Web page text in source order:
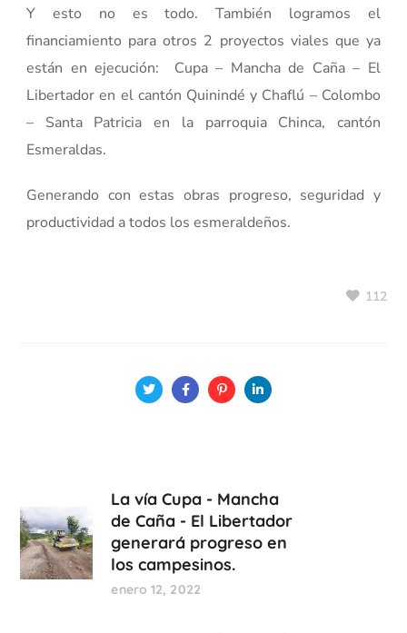
Y esto no es todo. También logramos el
financiamiento para otros 2 proyectos viales que ya
están en ejecución: Cupa – Mancha de Caña – El
Libertador en el cantón Quinindé y Chaflú – Colombo
– Santa Patricia en la parroquia Chinca, cantón
Esmeraldas.
Generando con estas obras progreso, seguridad y
productividad a todos los esmeraldeños.
112
La vía Cupa - Mancha
de Caña - El Libertador
generará progreso en
los campesinos.
enero 12, 2022